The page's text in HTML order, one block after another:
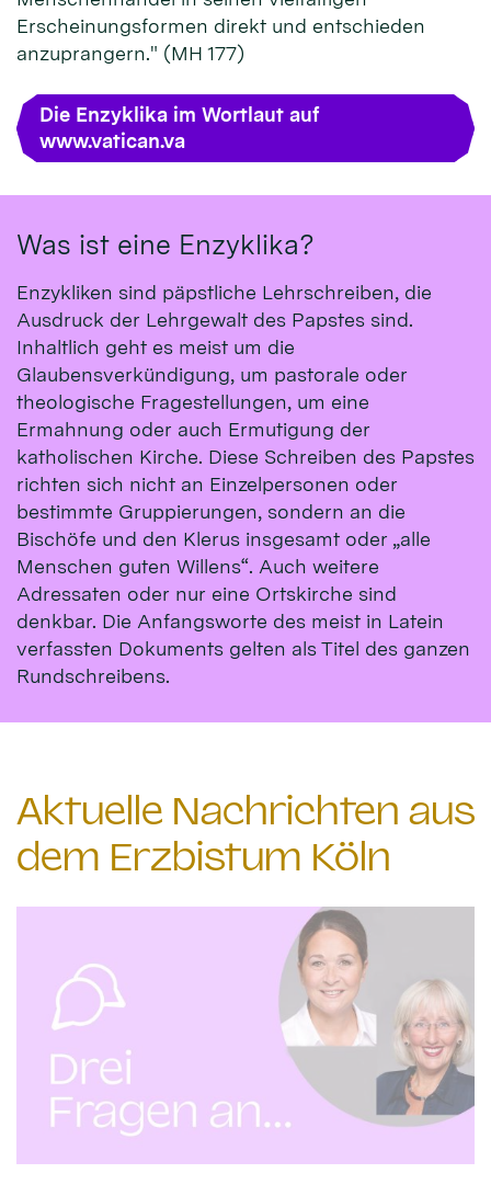
Erscheinungsformen direkt und entschieden
anzuprangern." (MH 177)
Die Enzyklika im Wortlaut auf
www.vatican.va
Was ist eine Enzyklika?
Enzykliken sind päpstliche Lehrschreiben, die
Ausdruck der Lehrgewalt des Papstes sind.
Inhaltlich geht es meist um die
Glaubensverkündigung, um pastorale oder
theologische Fragestellungen, um eine
Ermahnung oder auch Ermutigung der
katholischen Kirche. Diese Schreiben des Papstes
richten sich nicht an Einzelpersonen oder
bestimmte Gruppierungen, sondern an die
Bischöfe und den Klerus insgesamt oder „alle
Menschen guten Willens“. Auch weitere
Adressaten oder nur eine Ortskirche sind
denkbar. Die Anfangsworte des meist in Latein
verfassten Dokuments gelten als Titel des ganzen
Rundschreibens.
Aktuelle Nachrichten aus
dem Erzbistum Köln